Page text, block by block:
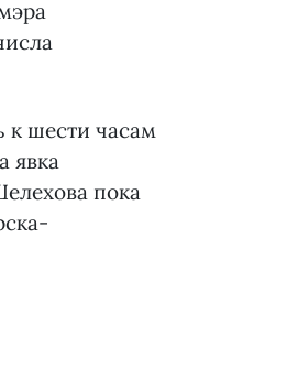
к шести часам
явка
пока